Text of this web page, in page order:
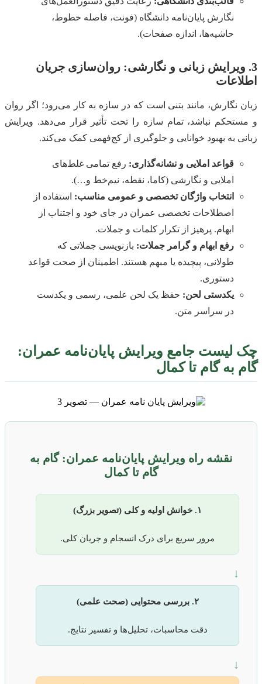
نگارش پایان‌نامه دانشگاه (فونت، فاصله خطوط،
حاشیه‌ها، اندازه صفحات).
3. ویرایش زبانی و نگارشی: روان‌سازی جریان
اطلاعات
زبان نگارش، مانند بتنی است که در سازه به کار می‌رود؛ اگر روان
و مستحکم نباشد، تمام سازه را تحت تأثیر قرار می‌دهد. ویرایش
زبانی به بهبود خوانایی و جلوگیری از کج‌فهمی کمک می‌کند.
قواعد املایی و نشانه‌گذاری: رفع تمامی غلط‌های
املایی و نگارشی (کاما، نقطه، نیم‌خط و…).
انتخاب واژگان تخصصی و عمومی مناسب: استفاده از
اصطلاحات تخصصی عمران در جای خود و اجتناب از
ابهام. پرهیز از تکرار کلمات و جملات.
رفع ابهام و گرامر جملات: بازنویسی جملاتی که
طولانی، پیچیده یا مبهم هستند. اطمینان از صحت قواعد
دستوری.
یکدستی لحن: حفظ یک لحن علمی، رسمی و یکدست
در سراسر متن.
چک لیست جامع ویرایش پایان‌نامه عمران:
گام به گام تا کمال
نقشه راه ویرایش پایان‌نامه عمران: گام به
گام تا کمال
۱. خوانش اولیه و کلی (تصویر بزرگ)
مرور سریع برای درک انسجام و جریان کلی.
↓
۲. بررسی محتوایی (صحت علمی)
دقت محاسبات، تحلیل‌ها و تفسیر نتایج.
↓